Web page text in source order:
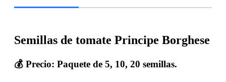
Semillas de tomate Principe Borghese
💰 Precio: Paquete de 5, 10, 20 semillas.